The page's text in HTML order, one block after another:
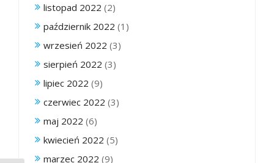
listopad 2022 (2)
październik 2022 (1)
wrzesień 2022 (3)
sierpień 2022 (3)
lipiec 2022 (9)
czerwiec 2022 (3)
maj 2022 (6)
kwiecień 2022 (5)
marzec 2022 (9)